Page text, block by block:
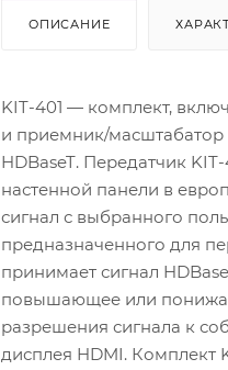
ОПИСАНИЕ
KIT-401 — комплект,
и приемник/масштабатор
HDBaseT. Передатчик
настенной панели в
сигнал с выбранного
предназначенного для
принимает сигнал
повышающее или
разрешения сигнала к
дисплея HDMI. Комплект